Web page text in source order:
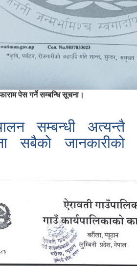
पेस गर्ने सम्बन्धि सूचना।
सम्बन्धी अत्यन्तै
सबैको जानकारीको